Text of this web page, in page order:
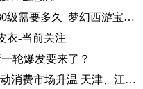
今日最新！梦幻西游宝宝练到130级需要多久_梦幻西游宝宝练级地点
衣-当前关注
轮爆发要来了？
今日热文：五年来“最热”端午带动消费市场升温 天津、江苏、重庆等5省销售额超过2019年